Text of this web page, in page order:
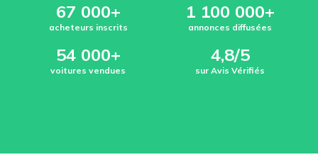
67 000+
acheteurs inscrits
1 100 000+
annonces diffusées
54 000+
voitures vendues
4,8/5
sur Avis Vérifiés